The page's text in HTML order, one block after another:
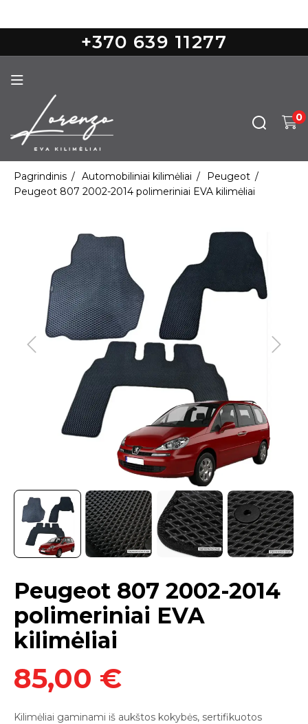
+370 639 11277
0
Pagrindinis Automobiliniai kilimėliai
Peugeot
Peugeot 807 2002-2014 polimeriniai EVA kilimėliai
Peugeot 807 2002-2014
polimeriniai EVA
kilimėliai
85,00 €
Kilimėliai gaminami iš aukštos kokybės, sertifikuotos